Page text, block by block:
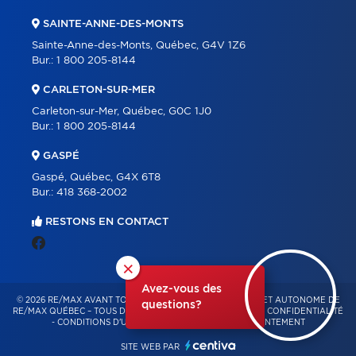
×
Avez-vous des
questions?
SAINTE-ANNE-DES-MONTS
Sainte-Anne-des-Monts, Québec, G4V 1Z6
Bur.: 1 800 205-8144
CARLETON-SUR-MER
Carleton-sur-Mer, Québec, G0C 1J0
Bur.: 1 800 205-8144
GASPÉ
Gaspé, Québec, G4X 6T8
Bur.: 418 368-2002
RESTONS EN CONTACT
© 2026 RE/MAX AVANT TOUT – FRANCHISÉ INDÉPENDANT ET AUTONOME DE
RE/MAX QUÉBEC – TOUS DROITS RÉSERVÉS -
POLITIQUE DE CONFIDENTIALITÉ
- CONDITIONS D'UTILISATION GESTION DU CONSENTEMENT
SITE WEB PAR